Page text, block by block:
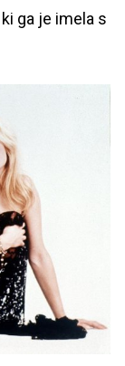
ga je imela s